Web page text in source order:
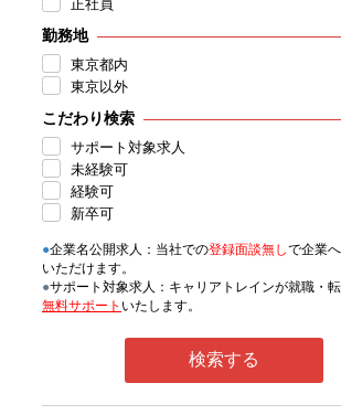
正社員
勤務地
東京都内
東京以外
こだわり検索
サポート対象求人
未経験可
経験可
新卒可
●企業名公開求人：当社での登録面談無しで企業
いただけます。
●サポート対象求人：キャリアトレインが就職・
無料サポート いたします。